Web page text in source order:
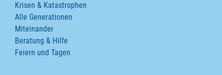
Krisen & Katastrophen
Alle Generationen
Miteinander
Beratung & Hilfe
Feiern und Tagen